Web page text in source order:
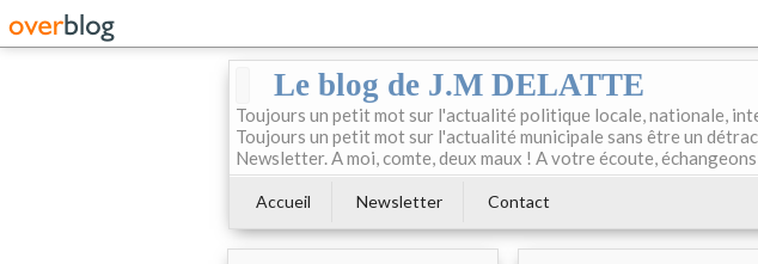
Le blog de J.M DELATTE
Toujours un petit mot sur l'actualité politique locale, nationale,
Toujours un petit mot sur l'actualité municipale sans être un
Newsletter. A moi, comte, deux maux ! A votre écoute,
Accueil Newsletter Contact